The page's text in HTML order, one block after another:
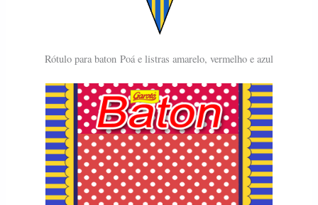
Rótulo para baton Poá e listras amarelo, vermelho e azul